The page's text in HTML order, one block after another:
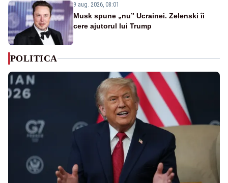
9 aug. 2026, 08:01
Musk spune „nu” Ucrainei. Zelenski îi
cere ajutorul lui Trump
POLITICA